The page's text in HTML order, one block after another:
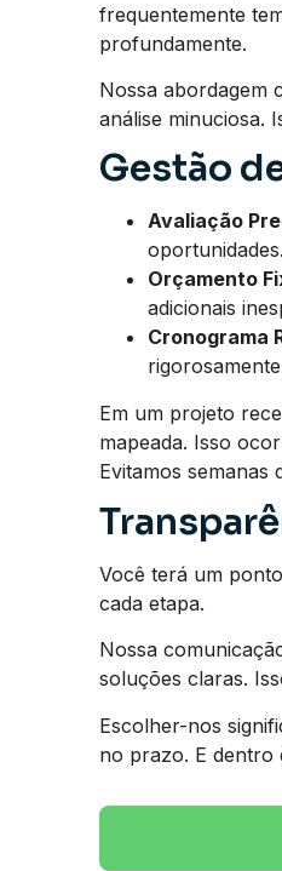
frequentemente
profundamente.
Nossa abordagem
análise minuciosa.
Gestão
Avaliação
oportunidades.
Orçamento
adicionais
Cronograma
Em um projeto
mapeada. Isso
Evitamos semanas
Você terá um
cada etapa.
Nossa
soluções claras.
Escolher-nos
no prazo. E dentro